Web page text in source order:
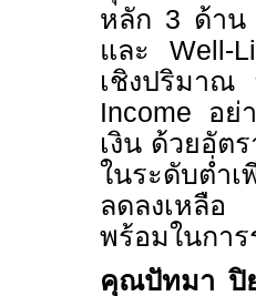
หลัก 3 ด้าน
และ Well-
เชิงปริมาณ
Income อย่
เงิน ด้วยอัต
ในระดับต่ำเ
ลดลงเหลือ
พร้อมในการ
คุณปัทมา ปิ